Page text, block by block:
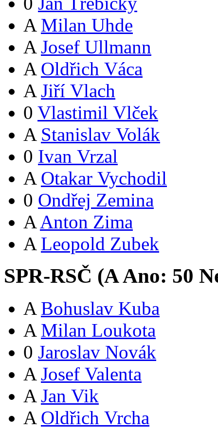
A Milan Uhde
A Josef Ullmann
A Oldřich Váca
A Jiří Vlach
0 Vlastimil Vlček
A Stanislav Volák
0 Ivan Vrzal
A Otakar Vychodil
0 Ondřej Zemina
A Anton Zima
A Leopold Zubek
SPR-RSČ (AAno: 50
A Bohuslav Kuba
A Milan Loukota
0 Jaroslav Novák
A Josef Valenta
A Jan Vik
A Oldřich Vrcha